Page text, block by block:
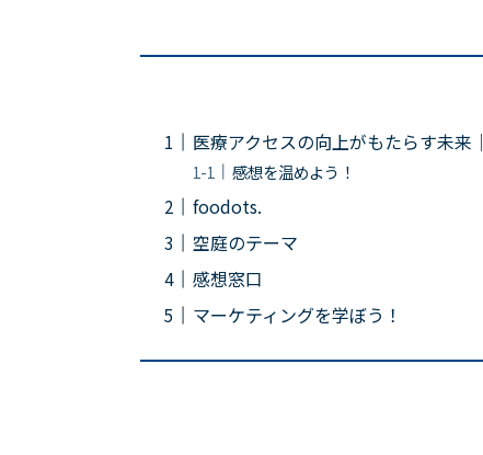
医療アクセスの向上がもたらす未
感想を温めよう！
foodots.
空庭のテーマ
感想窓口
マーケティングを学ぼう！